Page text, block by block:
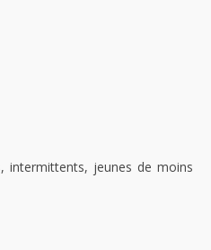
intermittents, jeunes de moins